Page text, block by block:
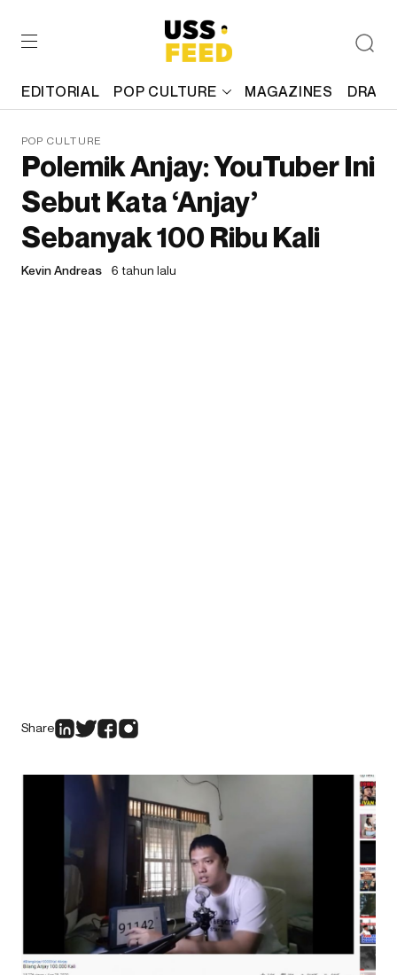
EDITORIAL POP CULTURE MAGAZINES
POP CULTURE
Polemik Anjay: YouTuber Ini
Sebut Kata ‘Anjay’
Sebanyak 100 Ribu Kali
Kevin Andreas 6 tahun lalu
Share